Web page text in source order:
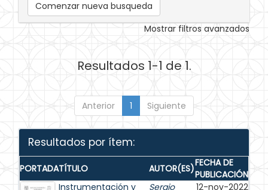
Comenzar nueva busqueda
Mostrar filtros avanzados
Resultados 1-1 de 1.
Anterior 1 Siguiente
Resultados por ítem:
PORTADATÍTULO AUTOR(ES)FECHA DE
PUBLICACIÓN
Instrumentación y
Sergio
12-nov-2022